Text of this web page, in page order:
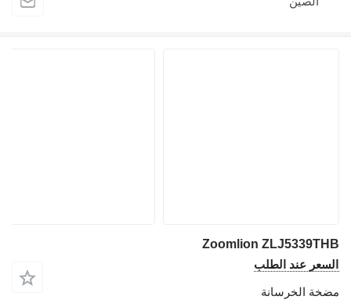
Zoomlion
عند الطلب
الخرسانة